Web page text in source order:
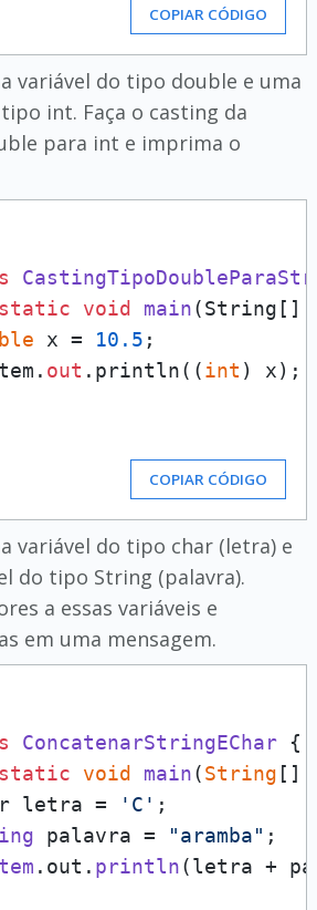
COPIAR CÓDIGO
variável do tipo double e uma
int. Faça o casting da
para int e imprima o
static void main(String[]
x = 10.5 ;
out .println((int ) x);
COPIAR CÓDIGO
variável do tipo char (letra) e
do tipo String (palavra).
a essas variáveis e
em uma mensagem.
ConcatenarStringEChar {
static void main(String []
letra =
'C' ;
palavra = "aramba" ;
. out . println(letra +